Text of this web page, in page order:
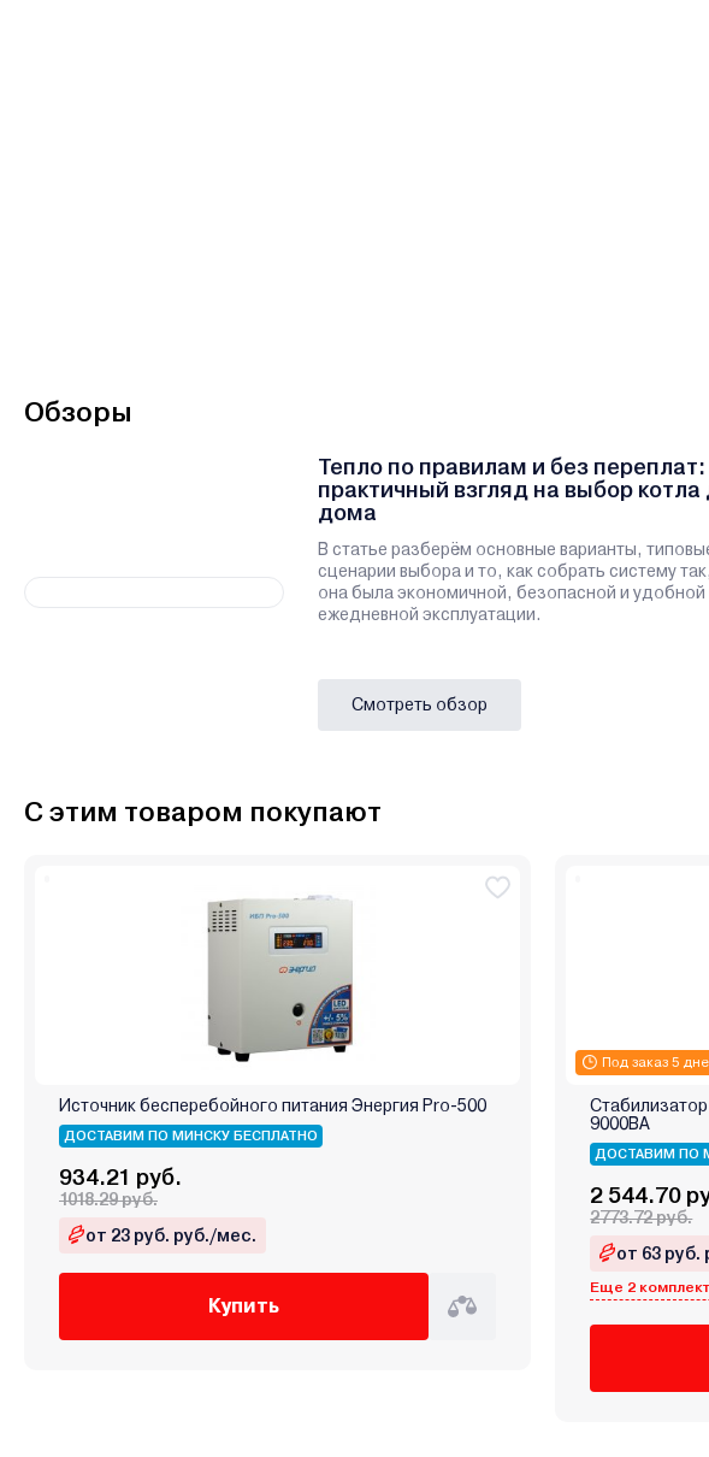
Обзоры
Тепло по правилам и без переплат:
практичный взгляд на выбор котла
дома
В статье разберём основные варианты,
сценарии выбора и то, как собрать систему
она была экономичной, безопасной и удобной
ежедневной эксплуатации.
Смотреть обзор
С этим товаром покупают
Источник бесперебойного питания Энергия Pro-500
ДОСТАВИМ ПО МИНСКУ БЕСПЛАТНО
934.21 руб.
1018.29 руб.
от 23 руб. руб./мес.
Купить
Под заказ 5
9000ВА
ДОСТАВИМ ПО
2 544.70
2773.72 руб.
от 63
Еще 2